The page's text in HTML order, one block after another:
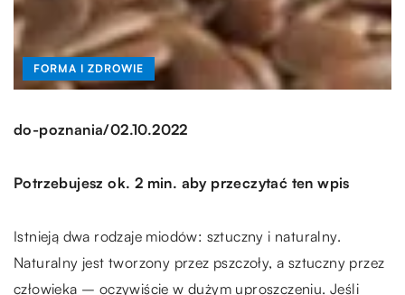
FORMA I ZDROWIE
do-poznania/02.10.2022
Potrzebujesz ok. 2 min. aby przeczytać ten wpis
Istnieją dwa rodzaje miodów: sztuczny i naturalny.
Naturalny jest tworzony przez pszczoły, a sztuczny przez
człowieka – oczywiście w dużym uproszczeniu. Jeśli